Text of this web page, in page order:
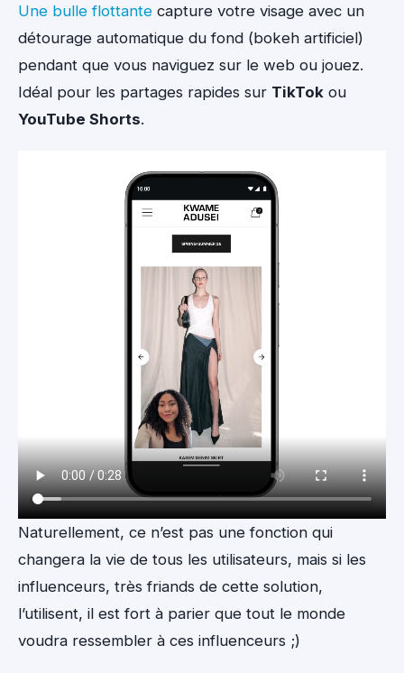
Une bulle flottante capture votre visage avec un
détourage automatique du fond (bokeh artificiel)
pendant que vous naviguez sur le web ou jouez.
Idéal pour les partages rapides sur TikTok ou
YouTube Shorts.
Naturellement, ce n’est pas une fonction qui
changera la vie de tous les utilisateurs, mais si les
influenceurs, très friands de cette solution,
l’utilisent, il est fort à parier que tout le monde
voudra ressembler à ces influenceurs ;)